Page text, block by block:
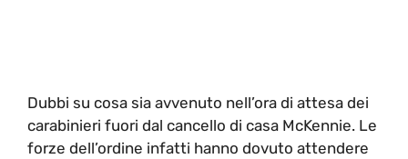
Dubbi su cosa sia avvenuto nell’ora di attesa dei
carabinieri fuori dal cancello di casa McKennie. Le
forze dell’ordine infatti hanno dovuto attendere